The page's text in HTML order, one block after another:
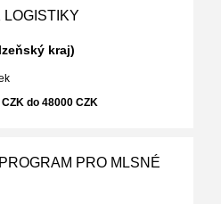
kraj)
do 48000 CZK
PRO MLSNÉ